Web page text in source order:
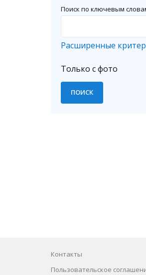
Поиск по ключевым
Расширенные
Только с фото
Контакты
Пользовательское